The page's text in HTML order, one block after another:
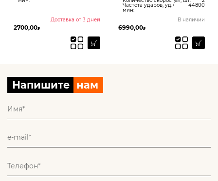
Доставка от 3 дней
Частота ударов, уд./ 44800
Напишите нам